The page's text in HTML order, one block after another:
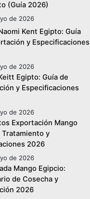
(Guía 2026)
de 2026
Kent Egipto: Guía
y Especificaciones
de 2026
Egipto: Guía de
y Especificaciones
de 2026
Exportación Mango
Tratamiento y
2026
de 2026
Mango Egipcio:
de Cosecha y
2026